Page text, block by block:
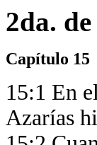
2da. de
Capítulo 15
15:1 En
Azarías